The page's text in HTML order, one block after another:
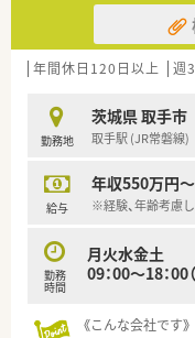
年間休日120日以上 週
勤務地
茨城県 取手市
取手駅 (JR常磐線)
給与
年収550万円
※経験、年齢考慮
勤務
時間
月火水金土
09：00～18：00
《こんな会社です》